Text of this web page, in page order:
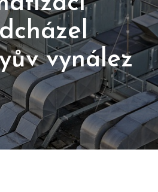
vynález
Posted
On
13.
4.
2018